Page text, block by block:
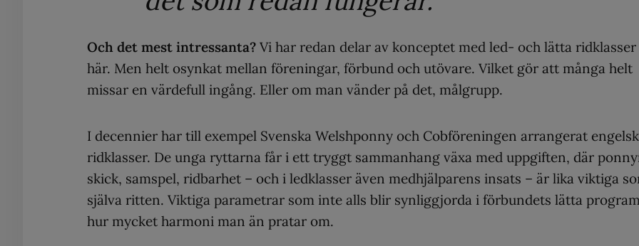
Och det mest intressanta? Vi har redan delar av konceptet med led- och lätta ridklasser
här. Men helt osynkat mellan föreningar, förbund och utövare. Vilket gör att många helt
missar en värdefull ingång. Eller om man vänder på det, målgrupp.
I decennier har till exempel Svenska Welshponny och Cobföreningen arrangerat
ridklasser. De unga ryttarna får i ett tryggt sammanhang växa med uppgiften, där
skick, samspel, ridbarhet – och i ledklasser även medhjälparens insats – är lika viktiga
själva ritten. Viktiga parametrar som inte alls blir synliggjorda i förbundets lätta
hur mycket harmoni man än pratar om.